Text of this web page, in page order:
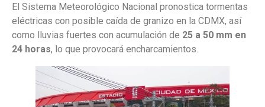
El Sistema Meteorológico Nacional pronostica tormentas
eléctricas con posible caída de granizo en la CDMX, así
como lluvias fuertes con acumulación de 25 a 50 mm en
24 horas, lo que provocará encharcamientos.